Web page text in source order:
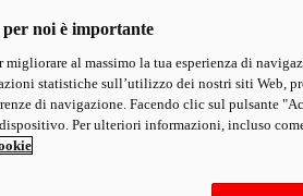
noi è importante
migliorare al massimo la tua esperienza di
statistiche sull’utilizzo dei nostri siti Web,
di navigazione. Facendo clic sul pulsante
Per ulteriori informazioni, incluso